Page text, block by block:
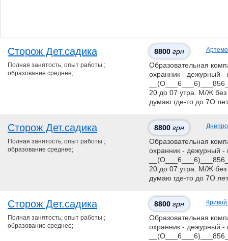
Сторож Дет.садика 8800 грн
Полная занятость; опыт работы ;
образование среднее;
Образовательная
охранник - дежурный -
20 до 07 утра. М/Ж без
думаю где-то до 7О
Сторож Дет.садика 8800 грн
Полная занятость; опыт работы ;
образование среднее;
Образовательная
охранник - дежурный -
20 до 07 утра. М/Ж без
думаю где-то до 7О
Сторож Дет.садика 8800 грн Кривой
Полная занятость; опыт работы ;
образование среднее;
Образовательная
охранник - дежурный -